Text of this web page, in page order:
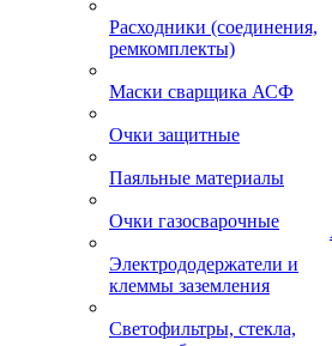
Расходники (соединения,
ремкомплекты)
Маски сварщика АСФ
Очки защитные
Паяльные материалы
Очки газосварочные
Электрододержатели и
клеммы заземления
Светофильтры, стекла,